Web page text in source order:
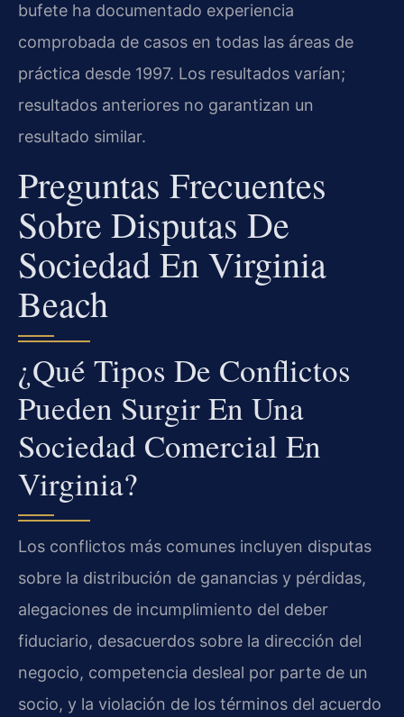
bufete ha documentado experiencia
comprobada de casos en todas las áreas de
práctica desde 1997. Los resultados varían;
resultados anteriores no garantizan un
resultado similar.
Preguntas Frecuentes
Sobre Disputas De
Sociedad En Virginia
Beach
¿Qué Tipos De Conflictos
Pueden Surgir En Una
Sociedad Comercial En
Virginia?
Los conflictos más comunes incluyen disputas
sobre la distribución de ganancias y pérdidas,
alegaciones de incumplimiento del deber
fiduciario, desacuerdos sobre la dirección del
negocio, competencia desleal por parte de un
socio, y la violación de los términos del acuerdo